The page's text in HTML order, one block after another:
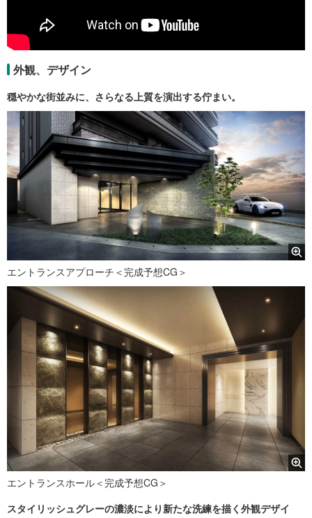
外観、デザイン
穏やかな街並みに、さらなる上質を演出する佇まい。
エントランスアプローチ＜完成予想CG＞
エントランスホール＜完成予想CG＞
スタイリッシュグレーの濃淡により新たな洗練を描く外観デザイ